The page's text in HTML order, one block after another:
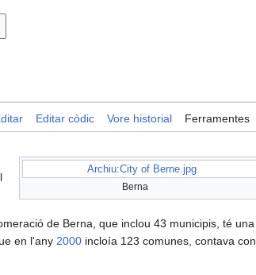
Editar còdic Vore historial Ferramentes
Archiu:City of Berne.jpg
Berna
de Berna, que inclou 43 municipis, té una
en l'any 2000 incloía 123 comunes, contava con